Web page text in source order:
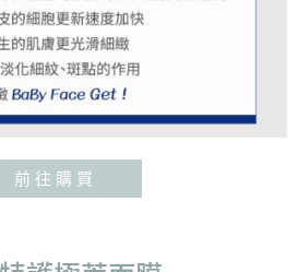
前 往 購 買